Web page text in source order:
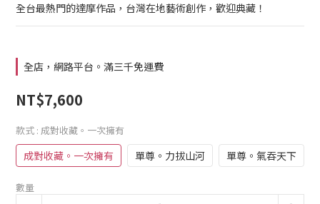
全台最熱門的達摩作品，台灣在地藝術創作，歡迎典藏！
全店，網路平台。滿三千免運費
NT$7,600
款式 : 成對收藏。一次擁有
成對收藏。一次擁有 單尊。力拔山河 單尊。氣吞天下
數量